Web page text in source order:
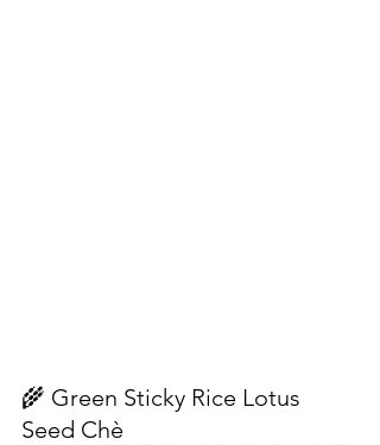
🌾 Green Sticky Rice Lotus
Seed Chè